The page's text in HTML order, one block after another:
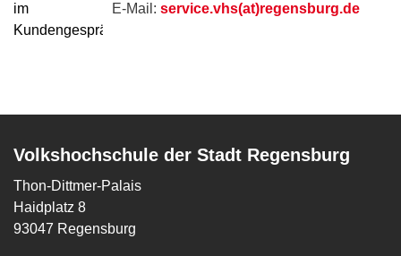
E-Mail: service.vhs(at)regensburg.de
Volkshochschule der Stadt Regensburg
Thon-Dittmer-Palais
Haidplatz 8
93047 Regensburg